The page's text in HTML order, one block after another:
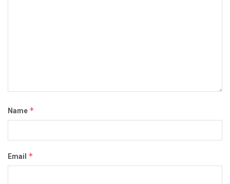
Name *
Email *